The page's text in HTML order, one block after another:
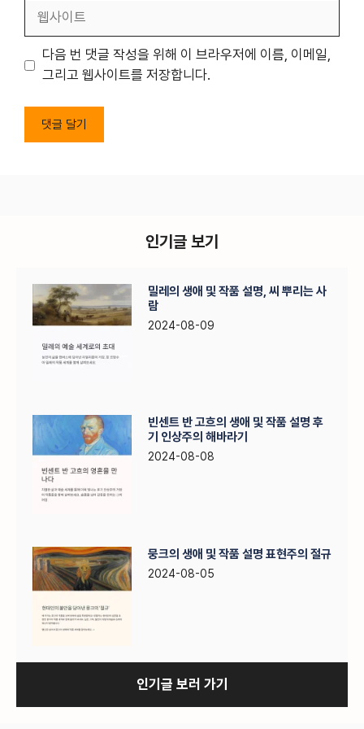
트
다음 번 댓글 작성을 위해 이 브라우저에 이름, 이메일,
그리고 웹사이트를 저장합니다.
인기글 보기
밀레의 생애 및 작품 설명, 씨 뿌리는 사
람
2024-08-09
빈센트 반 고흐의 생애 및 작품 설명 후
기 인상주의 해바라기
2024-08-08
뭉크의 생애 및 작품 설명 표현주의 절규
2024-08-05
인기글 보러 가기